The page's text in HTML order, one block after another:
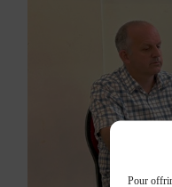
Pour offrir